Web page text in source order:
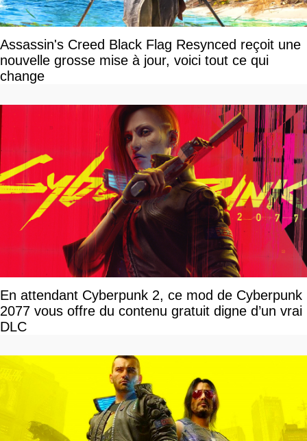
Assassin's Creed Black Flag Resynced reçoit une
nouvelle grosse mise à jour, voici tout ce qui
change
En attendant Cyberpunk 2, ce mod de Cyberpunk
2077 vous offre du contenu gratuit digne d’un vrai
DLC